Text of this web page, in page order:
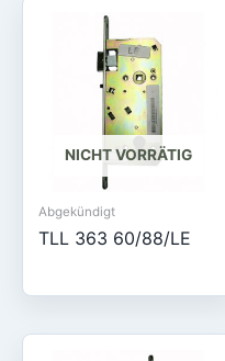
NICHT VORRÄTIG
Abgekündigt
TLL 363 60/88/LE